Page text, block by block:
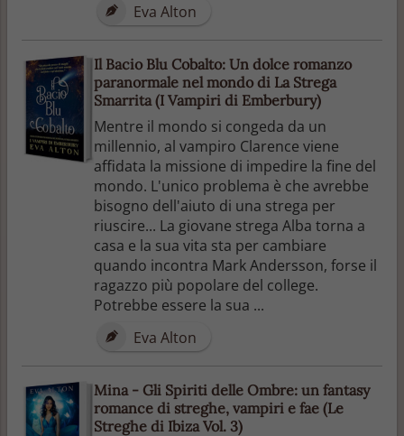
Eva Alton
Il Bacio Blu Cobalto: Un dolce romanzo
paranormale nel mondo di La Strega
Smarrita (I Vampiri di Emberbury)
Mentre il mondo si congeda da un
millennio, al vampiro Clarence viene
affidata la missione di impedire la fine del
mondo. L'unico problema è che avrebbe
bisogno dell'aiuto di una strega per
riuscire... La giovane strega Alba torna a
casa e la sua vita sta per cambiare
quando incontra Mark Andersson, forse il
ragazzo più popolare del college.
Potrebbe essere la sua ...
Eva Alton
Mina - Gli Spiriti delle Ombre: un fantasy
romance di streghe, vampiri e fae (Le
Streghe di Ibiza Vol. 3)